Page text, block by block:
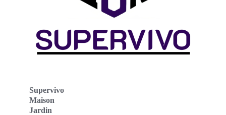
Supervivo
Maison
Jardin